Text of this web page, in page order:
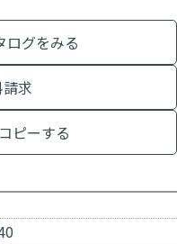
ログをみる
求
ピーする